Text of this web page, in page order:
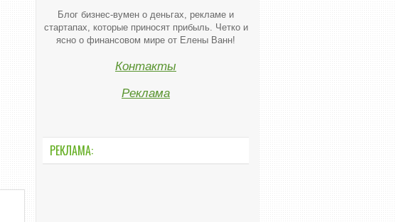
Блог бизнес-вумен о деньгах, рекламе и
стартапах, которые приносят прибыль. Четко и
ясно о финансовом мире от Елены Ванн!
Контакты
Реклама
РЕКЛАМА: